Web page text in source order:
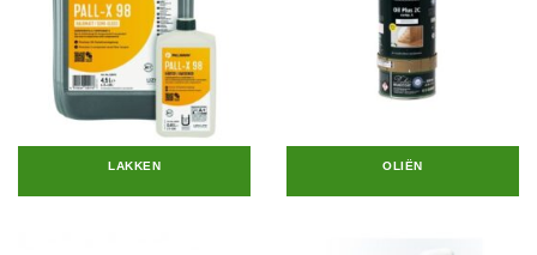
LAKKEN OLIËN